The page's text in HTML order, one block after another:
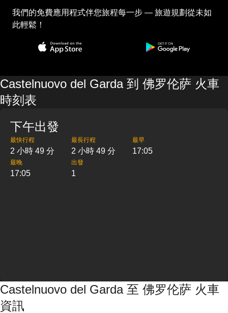
我們的免費應用程式伴您旅程每一步 — 旅遊規劃從未如
此輕鬆！
Castelnuovo del Garda 到 佛罗伦萨 火車
時刻表
下午出發
最快行程
2 小時 49 分
最長行程
2 小時 49 分
最早
17:05
最晚
17:05
出發
1
Castelnuovo del Garda 至 佛罗伦萨 火車
資訊